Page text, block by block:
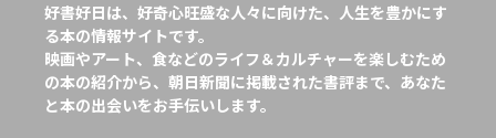
好書好日は、好奇心旺盛な人々に向けた、人生を豊かにす
る本の情報サイトです。
映画やアート、食などのライフ＆カルチャーを楽しむため
の本の紹介から、朝日新聞に掲載された書評まで、あなた
と本の出会いをお手伝いします。